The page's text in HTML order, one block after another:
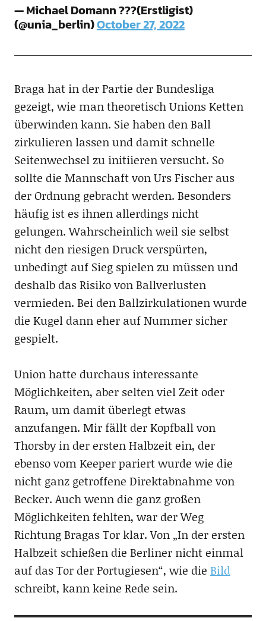
— Michael Domann ???(Erstligist)
(@unia_berlin)October 27, 2022
Braga hat in der Partie der Bundesliga
gezeigt, wie man theoretisch Unions Ketten
überwinden kann. Sie haben den Ball
zirkulieren lassen und damit schnelle
Seitenwechsel zu initiieren versucht. So
sollte die Mannschaft von Urs Fischer aus
der Ordnung gebracht werden. Besonders
häufig ist es ihnen allerdings nicht
gelungen. Wahrscheinlich weil sie selbst
nicht den riesigen Druck verspürten,
unbedingt auf Sieg spielen zu müssen und
deshalb das Risiko von Ballverlusten
vermieden. Bei den Ballzirkulationen wurde
die Kugel dann eher auf Nummer sicher
gespielt.
Union hatte durchaus interessante
Möglichkeiten, aber selten viel Zeit oder
Raum, um damit überlegt etwas
anzufangen. Mir fällt der Kopfball von
Thorsby in der ersten Halbzeit ein, der
ebenso vom Keeper pariert wurde wie die
nicht ganz getroffene Direktabnahme von
Becker. Auch wenn die ganz großen
Möglichkeiten fehlten, war der Weg
Richtung Bragas Tor klar. Von „In der ersten
Halbzeit schießen die Berliner nicht einmal
auf das Tor der Portugiesen“, wie die Bild
schreibt, kann keine Rede sein.